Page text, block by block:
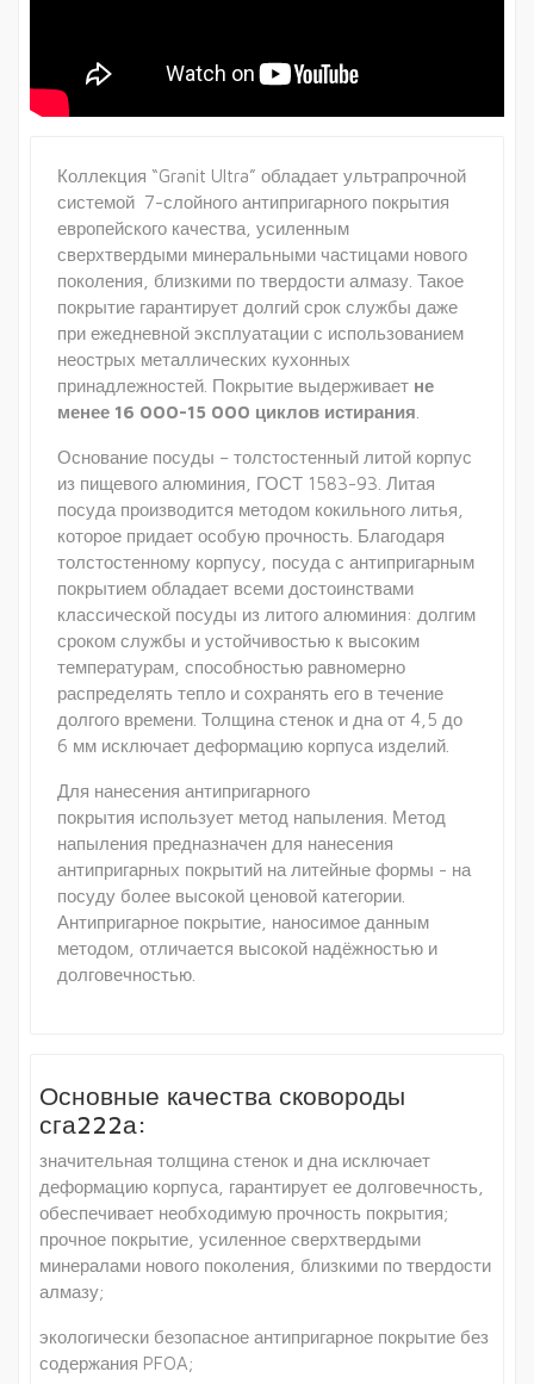
Коллекция “Granit Ultra” обладает ультрапрочной
системой 7-слойного антипригарного покрытия
европейского качества, усиленным
сверхтвердыми минеральными частицами нового
поколения, близкими по твердости алмазу. Такое
покрытие гарантирует долгий срок службы даже
при ежедневной эксплуатации с использованием
неострых металлических кухонных
принадлежностей. Покрытие выдерживает не
менее 16 000-15 000 циклов истирания
Основание посуды – толстостенный литой корпус
из пищевого алюминия, ГОСТ 1583-93. Литая
посуда производится методом кокильного литья,
которое придает особую прочность. Благодаря
толстостенному корпусу, посуда с антипригарным
покрытием обладает всеми достоинствами
классической посуды из литого алюминия: долгим
сроком службы и устойчивостью к высоким
температурам, способностью равномерно
распределять тепло и сохранять его в течение
долгого времени. Толщина стенок и дна от 4,5 до
6 мм исключает деформацию корпуса изделий.
Для нанесения антипригарного
покрытия использует метод напыления. Метод
напыления предназначен для нанесения
антипригарных покрытий на литейные формы - на
посуду более высокой ценовой категории.
Антипригарное покрытие, наносимое данным
методом, отличается высокой надёжностью и
долговечностью.
Основные качества сковороды
сга222а:
значительная толщина стенок и дна исключает
деформацию корпуса, гарантирует ее долговечность,
обеспечивает необходимую прочность покрытия;
прочное покрытие, усиленное сверхтвердыми
минералами нового поколения, близкими по твердости
алмазу;
экологически безопасное антипригарное покрытие без
содержания PFOA;